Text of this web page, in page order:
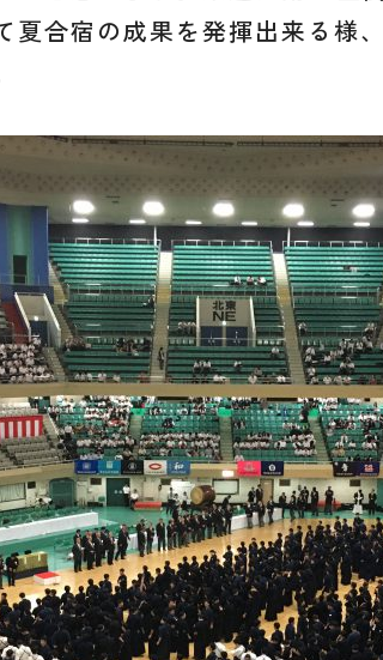
夏合宿の成果を発揮出来る様